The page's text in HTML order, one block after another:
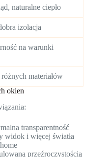
naturalne ciepło
izolacja
na warunki
różnych materiałów
okien
transparentność
widok i więcej światła
przeźroczystością